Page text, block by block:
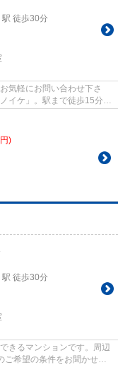
駅 徒歩30分
気軽にお問い合わせ下さ
イケ」。駅まで徒歩15分
)
駅 徒歩30分
きるマンションです。周辺
ご希望の条件をお聞かせ下